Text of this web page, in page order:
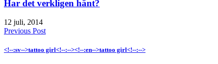
Har det verkligen hänt?
12 juli, 2014
Previous Post
<!--:sv-->tattoo girl<!--:--><!--:en-->tattoo girl<!--:-->